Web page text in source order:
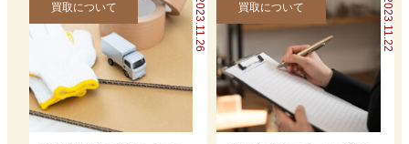
2023.11.26
買取について 2023.11.22
買取について